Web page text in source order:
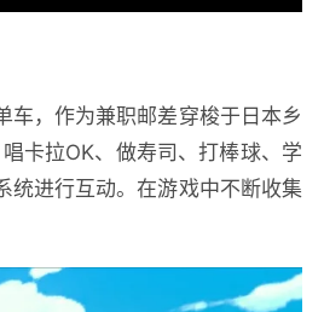
车，作为兼职邮差穿梭于日本乡
卡拉OK、做寿司、打棒球、学
进行互动。在游戏中不断收集